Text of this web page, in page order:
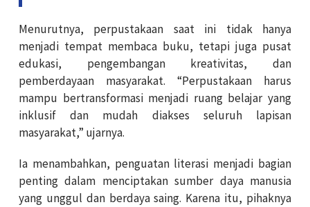
Menurutnya, perpustakaan saat ini tidak hanya
menjadi tempat membaca buku, tetapi juga pusat
edukasi, pengembangan kreativitas, dan
pemberdayaan masyarakat. “Perpustakaan harus
mampu bertransformasi menjadi ruang belajar yang
inklusif dan mudah diakses seluruh lapisan
masyarakat,” ujarnya.
Ia menambahkan, penguatan literasi menjadi bagian
penting dalam menciptakan sumber daya manusia
yang unggul dan berdaya saing. Karena itu, pihaknya